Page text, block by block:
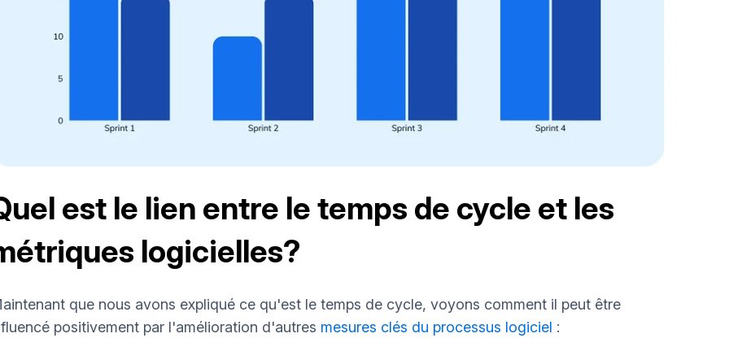
est le lien entre le temps de cycle et les
logicielles?
que nous avons expliqué ce qu'est le temps de cycle, voyons comment il peut être
positivement par l'amélioration d'autres mesures clés du processus logiciel :